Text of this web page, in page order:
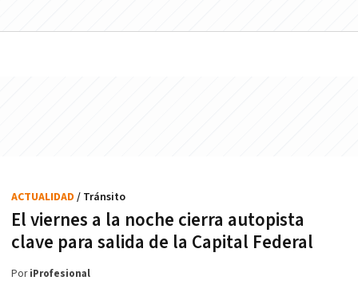
El viernes a la noche cierra autopista
clave para salida de la Capital Federal
ACTUALIDAD / Tránsito
PoriProfesional